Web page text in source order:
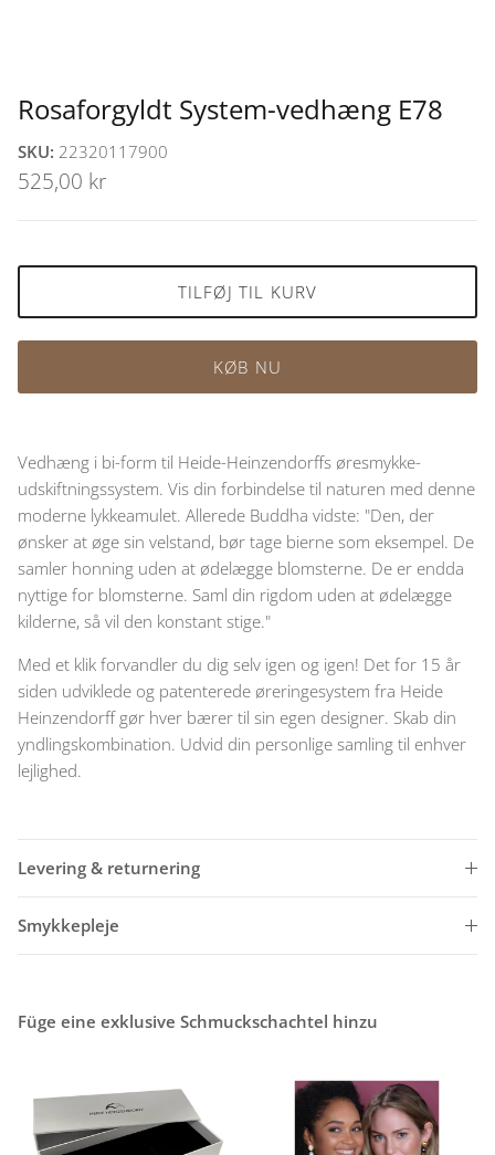
Rosaforgyldt System-vedhæng E78
SKU: 22320117900
525,00 kr
TILFØJ TIL KURV
KØB NU
Vedhæng i bi-form til Heide-Heinzendorffs øresmykke-
udskiftningssystem. Vis din forbindelse til naturen med denne
moderne lykkeamulet. Allerede Buddha vidste: "Den, der
ønsker at øge sin velstand, bør tage bierne som eksempel. De
samler honning uden at ødelægge blomsterne. De er endda
nyttige for blomsterne. Saml din rigdom uden at ødelægge
kilderne, så vil den konstant stige."
Med et klik forvandler du dig selv igen og igen! Det for 15 år
siden udviklede og patenterede øreringesystem fra Heide
Heinzendorff gør hver bærer til sin egen designer. Skab din
yndlingskombination. Udvid din personlige samling til enhver
lejlighed.
Levering & returnering
Smykkepleje
Füge eine exklusive Schmuckschachtel hinzu